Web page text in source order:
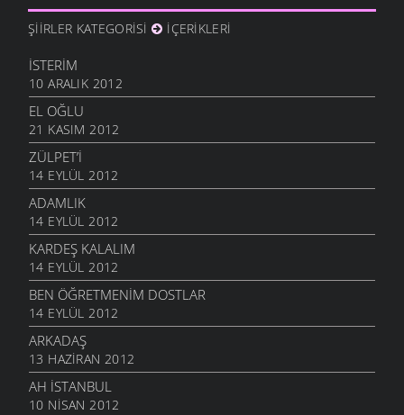
ŞIIRLER KATEGORISI İÇERIKLERI
İSTERIM
10 ARALIK 2012
EL OĞLU
21 KASIM 2012
ZÜLPET’I
14 EYLÜL 2012
ADAMLIK
14 EYLÜL 2012
KARDEŞ KALALIM
14 EYLÜL 2012
BEN ÖĞRETMENIM DOSTLAR
14 EYLÜL 2012
ARKADAŞ
13 HAZIRAN 2012
AH İSTANBUL
10 NISAN 2012